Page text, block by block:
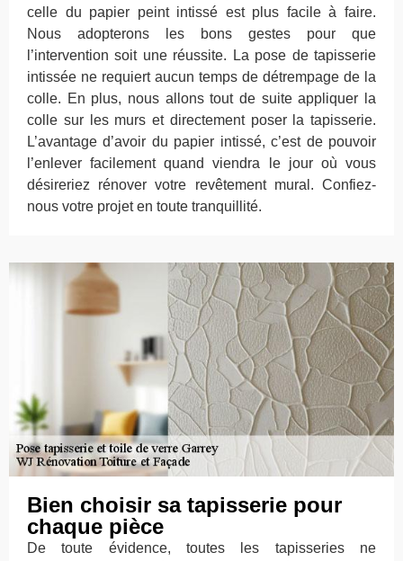
celle du papier peint intissé est plus facile à faire.
Nous adopterons les bons gestes pour que
l’intervention soit une réussite. La pose de tapisserie
intissée ne requiert aucun temps de détrempage de la
colle. En plus, nous allons tout de suite appliquer la
colle sur les murs et directement poser la tapisserie.
L’avantage d’avoir du papier intissé, c’est de pouvoir
l’enlever facilement quand viendra le jour où vous
désireriez rénover votre revêtement mural. Confiez-
nous votre projet en toute tranquillité.
Bien choisir sa tapisserie pour
chaque pièce
De toute évidence, toutes les tapisseries ne